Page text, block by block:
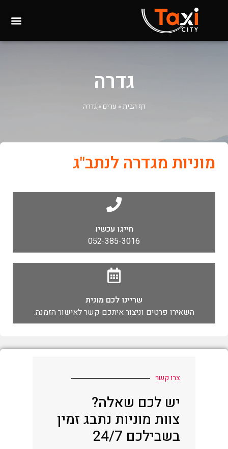
גדרה
דף הבית» ערים »גדרה
מוניות מגדרה לנתב"ג
חייגו עכשיו
052-385-3016
שריינו לכם מונית
השאירו פרטים וניצור איתכם קשר לאישור הזמנה.
צרו קשר
יש לכם שאלה?
צוות מוניות נתבג זמין
בשבילכם 24/7